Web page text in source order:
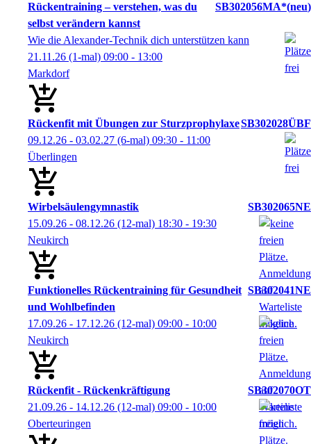
Wirbelsäulengymnastik
SB302065NE
15.09.26 - 08.12.26 (12-mal) 18:30 - 19:30
Neukirch
Funktionelles Rückentraining für Gesundheit
und Wohlbefinden
SB302041NE
17.09.26 - 17.12.26 (12-mal) 09:00 - 10:00
Neukirch
Rückenfit - Rückenkräftigung
SB302070OT
21.09.26 - 14.12.26 (12-mal) 09:00 - 10:00
Oberteuringen
Rückentraining – verstehen, was du
selbst verändern kannst
SB302056MA* neu
Wie die Alexander-Technik dich unterstützen kann
21.11.26 (1-mal) 09:00 - 13:00
Markdorf
Rückenfit mit Übungen zur SturzprophylaxeSB302028ÜBF
09.12.26 - 03.02.27 (6-mal) 09:30 - 11:00
Überlingen